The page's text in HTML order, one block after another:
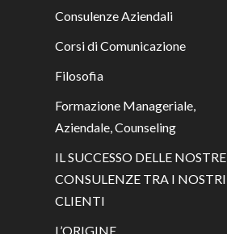
Consulenze Aziendali
Corsi di Comunicazione
Filosofia
Formazione Manageriale,
Aziendale, Counseling
IL SUCCESSO DELLE NOSTRE
CONSULENZE TRA I NOSTRI
CLIENTI
L’ORIGINE